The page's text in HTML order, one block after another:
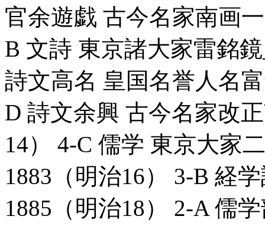
官余遊戯 古今名家南画
B 文詩 東京諸大家雷銘
詩文高名 皇国名誉人名
D 詩文余興 古今名家改
14） 4-C 儒学 東京大家
1883（明治16） 3-B 経
1885（明治18） 2-A 儒